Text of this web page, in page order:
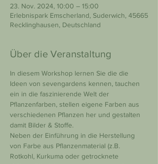
23. Nov. 2024, 10:00 – 15:00
Erlebnispark Emscherland, Suderwich, 45665
Recklinghausen, Deutschland
Über die Veranstaltung
In diesem Workshop lernen Sie die die
Ideen von sevengardens kennen, tauchen
ein in die faszinierende Welt der
Pflanzenfarben, stellen eigene Farben aus
verschiedenen Pflanzen her und gestalten
damit Bilder & Stoffe.
Neben der Einführung in die Herstellung
von Farbe aus Pflanzenmaterial (z.B.
Rotkohl, Kurkuma oder getrocknete